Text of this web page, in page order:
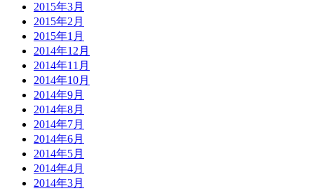
2015年3月
2015年2月
2015年1月
2014年12月
2014年11月
2014年10月
2014年9月
2014年8月
2014年7月
2014年6月
2014年5月
2014年4月
2014年3月